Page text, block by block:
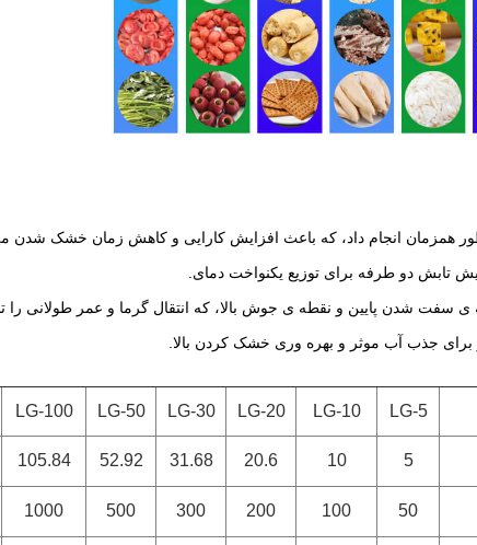
همزمان انجام داد، که باعث افزایش کارایی و کاهش زمان خشک شدن
تابش دو طرفه برای توزیع یکنواخت دمای.
ی سفت شدن پایین و نقطه ی جوش بالا، که انتقال گرما و عمر طولانی را
برای جذب آب موثر و بهره وری خشک کردن بالا.
LG-5
LG-10
LG-20
LG-30
LG-50
LG-100
5
10
20.6
31.68
52.92
105.84
50
100
200
300
500
1000